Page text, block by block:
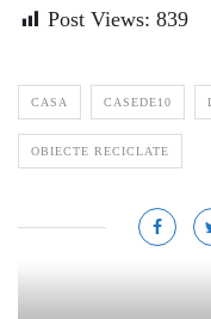
Post Views: 839
CASA CASEDE10
OBIECTE RECICLATE